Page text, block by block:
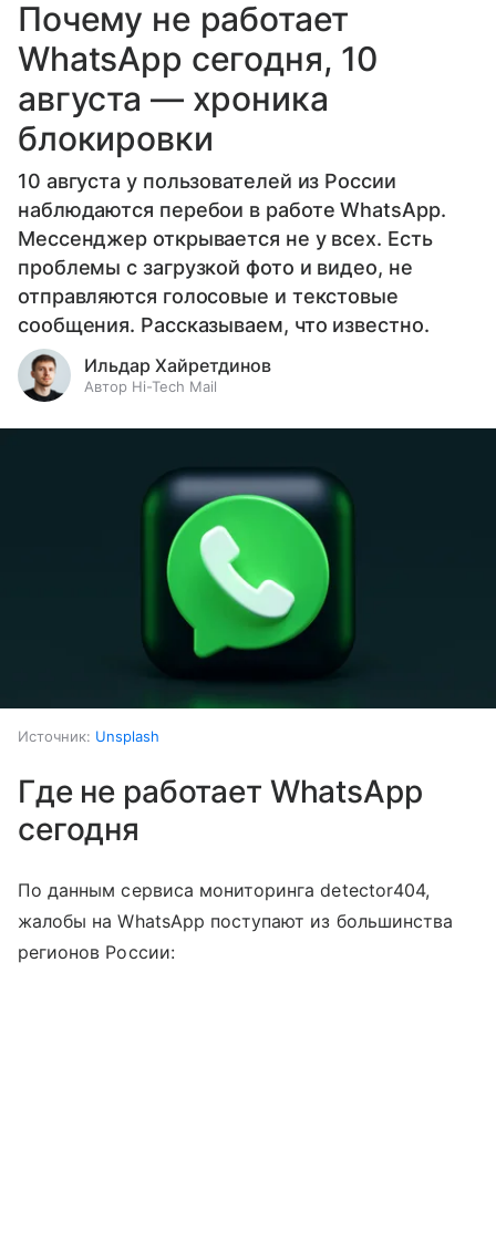
Почему не работает
WhatsApp сегодня, 10
августа — хроника
блокировки
10 августа у пользователей из России
наблюдаются перебои в работе WhatsApp.
Мессенджер открывается не у всех. Есть
проблемы с загрузкой фото и видео, не
отправляются голосовые и текстовые
сообщения. Рассказываем, что известно.
Ильдар Хайретдинов
Автор Hi-Tech Mail
Источник: Unsplash
Где не работает WhatsApp
сегодня
По данным сервиса мониторинга detector404,
жалобы на WhatsApp поступают из большинства
регионов России: